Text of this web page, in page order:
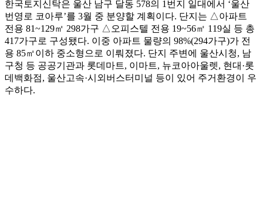
한국토지신탁은 울산 남구 달동 578의 1번지 일대에서 ‘울산
번영로 코아루’를 3월 중 분양할 계획이다. 단지는 △아파트
전용 81~129㎡ 298가구 △오피스텔 전용 19~56㎡ 119실 등 총
417가구로 구성됐다. 이중 아파트 물량의 98%(294가구)가 전
용 85㎡이하 중소형으로 이뤄졌다. 단지 주변에 울산시청, 남
구청 등 공공기관과 롯데마트, 이마트, 뉴코아아울렛, 현대·롯
데백화점, 울산고속·시외버스터미널 등이 있어 주거환경이 우
수하다.